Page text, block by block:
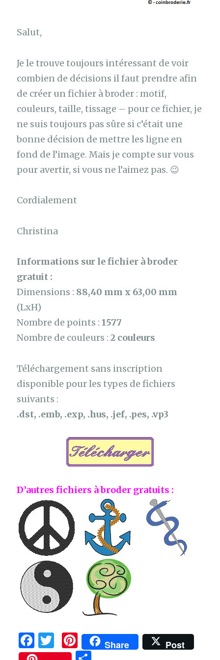
Salut,
Je le trouve toujours intéressant de voir
combien de décisions il faut prendre afin
de créer un fichier à broder : motif,
couleurs, taille, tissage – pour ce fichier, je
ne suis toujours pas sûre si c’était une
bonne décision de mettre les ligne en
fond de l’image. Mais je compte sur vous
pour avertir, si vous ne l’aimez pas. 😉
Cordialement
Christina
Informations sur le fichier à broder
gratuit :
Dimensions : 88,40 mm x 63,00 mm
(LxH)
Nombre de points :1577
Nombre de couleurs :2 couleurs
Téléchargement sans inscription
disponible pour les types de fichiers
suivants :
.dst, .emb, .exp, .hus, .jef, .pes, .vp3
D’autres fichiers à broder gratuits :
F
T
Pi
Share
Post